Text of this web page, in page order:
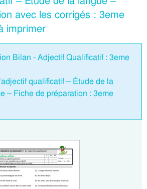
avec les corrigés : 3eme
imprimer
Bilan - Adjectif Qualificatif : 3eme
qualificatif – Étude de la
– Fiche de préparation : 3eme